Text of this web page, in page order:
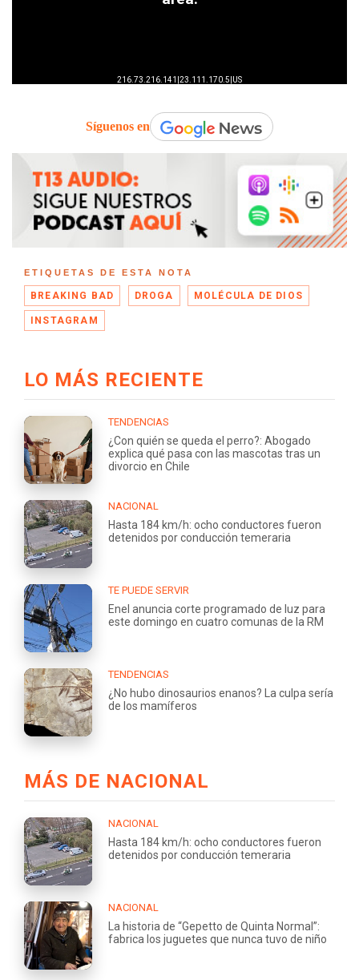
Síguenos en
ETIQUETAS DE ESTA NOTA
BREAKING BAD DROGA MOLÉCULA DE DIOS
INSTAGRAM
LO MÁS RECIENTE
TENDENCIAS
¿Con quién se queda el perro?: Abogado
explica qué pasa con las mascotas tras un
divorcio en Chile
NACIONAL
Hasta 184 km/h: ocho conductores fueron
detenidos por conducción temeraria
TE PUEDE SERVIR
Enel anuncia corte programado de luz para
este domingo en cuatro comunas de la RM
TENDENCIAS
¿No hubo dinosaurios enanos? La culpa sería
de los mamíferos
MÁS DE NACIONAL
NACIONAL
Hasta 184 km/h: ocho conductores fueron
detenidos por conducción temeraria
NACIONAL
La historia de “Gepetto de Quinta Normal”:
fabrica los juguetes que nunca tuvo de niño